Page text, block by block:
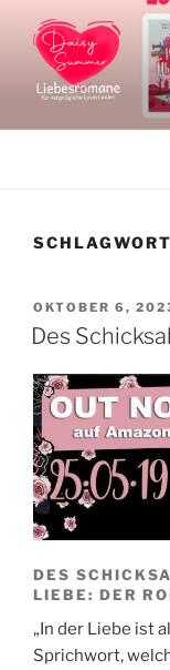
Inhalt
springen
DAISY
AM
OKTOBER 6,
Des
DES
LIEBE: DER
„In der Liebe ist
Sprichwort,